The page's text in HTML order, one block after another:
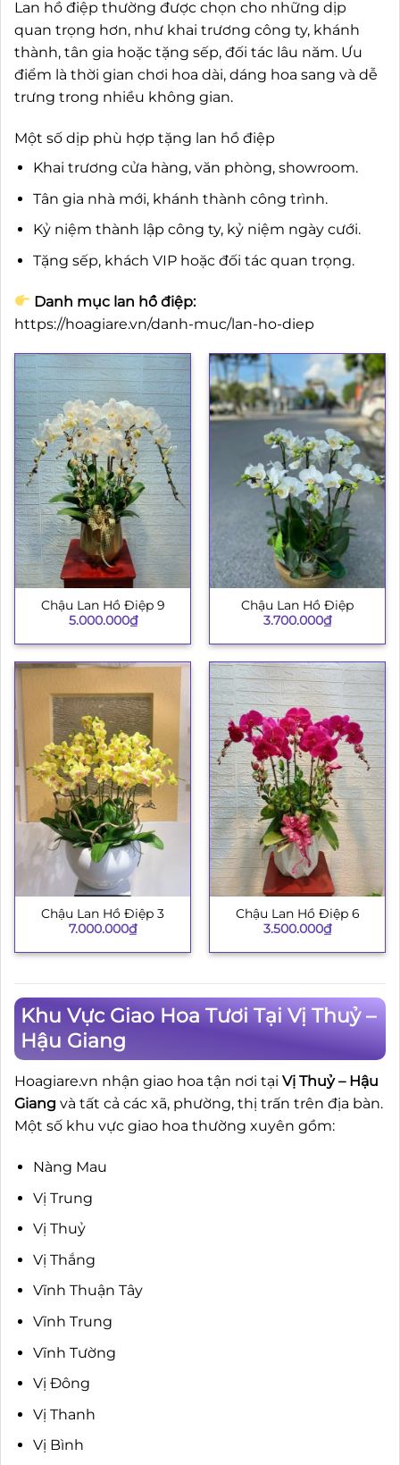
Lan hồ điệp thường được chọn cho những dịp
quan trọng hơn, như khai trương công ty, khánh
thành, tân gia hoặc tặng sếp, đối tác lâu năm. Ưu
điểm là thời gian chơi hoa dài, dáng hoa sang và dễ
trưng trong nhiều không gian.
Một số dịp phù hợp tặng lan hồ điệp
Khai trương cửa hàng, văn phòng, showroom.
Tân gia nhà mới, khánh thành công trình.
Kỷ niệm thành lập công ty, kỷ niệm ngày cưới.
Tặng sếp, khách VIP hoặc đối tác quan trọng.
Danh mục lan hồ điệp:
https://hoagiare.vn/danh-muc/lan-ho-diep
Chậu Lan Hồ Điệp 9
5.000.000₫
Chậu Lan Hồ Điệp
3.700.000₫
Chậu Lan Hồ Điệp 3
7.000.000₫
Chậu Lan Hồ Điệp 6
3.500.000₫
Khu Vực Giao Hoa Tươi Tại Vị Thuỷ –
Hậu Giang
Hoagiare.vn nhận giao hoa tận nơi tại Vị Thuỷ – Hậu
Giang và tất cả các xã, phường, thị trấn trên địa bàn.
Một số khu vực giao hoa thường xuyên gồm:
Nàng Mau
Vị Trung
Vị Thuỷ
Vị Thắng
Vĩnh Thuận Tây
Vĩnh Trung
Vĩnh Tường
Vị Đông
Vị Thanh
Vị Bình